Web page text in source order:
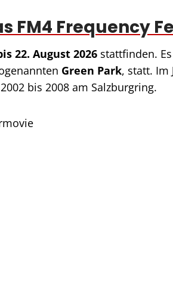
FM4 Frequency
22. August 2026 stattfinden.
Green Park, statt. Im
bis 2008 am Salzburgring.